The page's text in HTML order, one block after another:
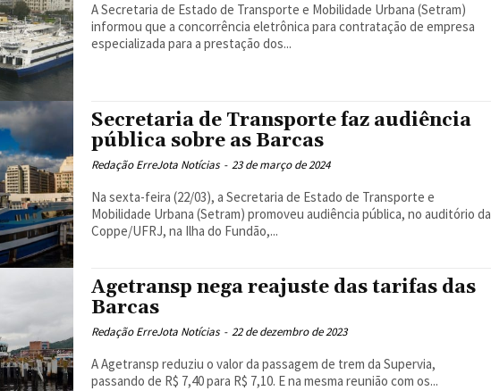
A Secretaria de Estado de Transporte e Mobilidade Urbana (Setram)
informou que a concorrência eletrônica para contratação de empresa
especializada para a prestação dos...
Secretaria de Transporte faz audiência
pública sobre as Barcas
Redação ErreJota Notícias - 23 de março de 2024
Na sexta-feira (22/03), a Secretaria de Estado de Transporte e
Mobilidade Urbana (Setram) promoveu audiência pública, no auditório da
Coppe/UFRJ, na Ilha do Fundão,...
Agetransp nega reajuste das tarifas das
Barcas
Redação ErreJota Notícias - 22 de dezembro de 2023
A Agetransp reduziu o valor da passagem de trem da Supervia,
passando de R$ 7,40 para R$ 7,10. E na mesma reunião com os...